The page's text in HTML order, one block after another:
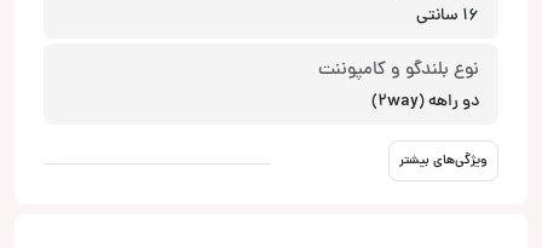
16 سانتی
نوع بلندگو و کامپوننت
دو راهه (2way)
ویژگی‌های بیشتر